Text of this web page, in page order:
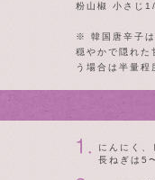
粉山椒 小さじ
※ 韓国唐辛子は
穏やかで隠れた
う場合は半量程
にんにく、
長ねぎは5